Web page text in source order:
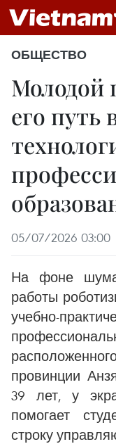
ОБЩЕСТВО
Молодой
его путь
05/07/2026 03:00
На фоне шума
работы
учебно-
провинции
39 лет, у
помогает
строку